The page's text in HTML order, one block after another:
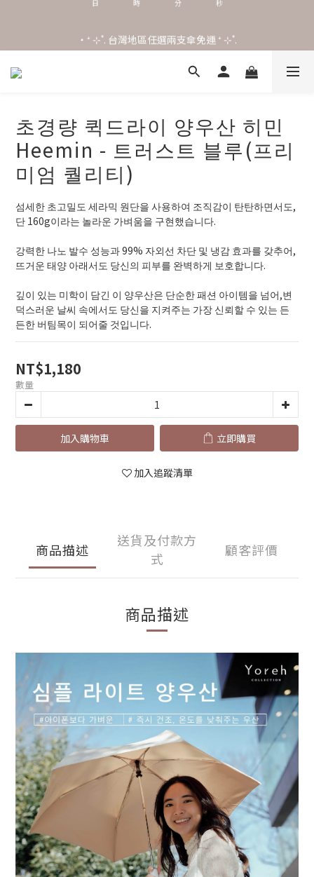
02
0
3
1
0
1
˖⋆꙳𝜗𝜚꙳. Shefa 沃野棕4款 全新上市˖⋆꙳𝜗𝜚꙳
초경량 퀵드라이 양우산 히민
Heemin - 트러스트 블루(프리
미엄 퀄리티)
섬세한 초고밀도 세라믹 원단을 사용하여 조직감이 탄탄하면서도,
단 160g이라는 놀라운 가벼움을 구현했습니다.
강력한 나노 발수 성능과 99% 자외선 차단 및 냉감 효과를 갖추어,
뜨거운 태양 아래서도 당신의 피부를 완벽하게 보호합니다.
깊이 있는 미학이 담긴 이 양우산은 단순한 패션 아이템을 넘어,변
덕스러운 날씨 속에서도 당신을 지켜주는 가장 신뢰할 수 있는 든
든한 버팀목이 되어줄 것입니다.
NT$1,180
數量
加入購物車 立即購買
加入追蹤清單
商品描述
送貨及付款方
式
顧客評價
商品描述